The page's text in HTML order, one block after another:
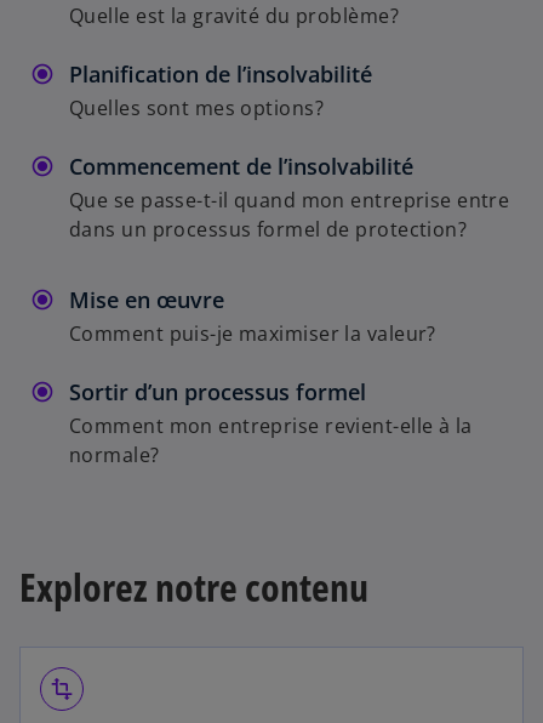
Quelle est la gravité du problème?
Planification de l’insolvabilité
Quelles sont mes options?
Commencement de l’insolvabilité
Que se passe-t-il quand mon entreprise entre
dans un processus formel de protection?
Mise en œuvre
Comment puis-je maximiser la valeur?
Sortir d’un processus formel
Comment mon entreprise revient-elle à la
normale?
Explorez notre contenu
transform